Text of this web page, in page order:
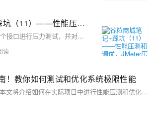
谷粒商城笔记+踩坑（11）——性能压测和调优，JMeter压力测试+jvisualvm监控性能+资源动静分离+修改堆内存
使用JMeter对项目各个接口进行压力测试，并对前端进行动静分离优化，优化三级分类查询接口的性能
！教你如何测试和优化系统极限性能
大家好，我是小米。本文将介绍如何在实际项目中进行性能压测和优化，包括单台服务器和集群压测、使用JMeter、监控CPU和内存使用率、优化Tomcat和数据库配置等方面的内容，帮助你在高并发场景下提升系统性能。希望这些实战经验能助你一臂之力！